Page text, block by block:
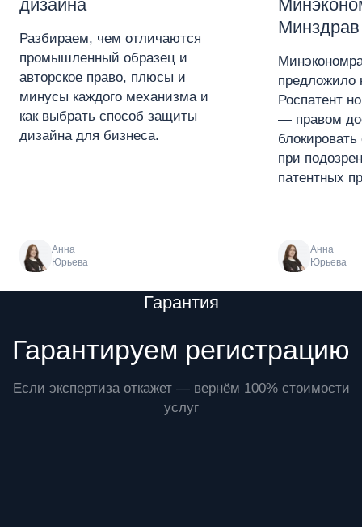
дизайна
Разбираем, чем отличаются
промышленный образец и
авторское право, плюсы и
минусы каждого механизма и
как выбрать способ защиты
дизайна для бизнеса.
Анна
Юрьева
Минздрав
предложило
Роспатент
— правом
блокировать
при
патентных
Анна
Юрьева
Гарантия
Гарантируем регистрацию
Если экспертиза откажет — вернём 100% стоимости
услуг